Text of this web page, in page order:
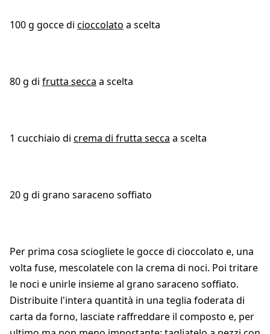
100 g gocce di cioccolato a scelta
80 g di frutta secca a scelta
1 cucchiaio di crema di frutta secca a scelta
20 g di grano saraceno soffiato
Per prima cosa sciogliete le gocce di cioccolato e, una
volta fuse, mescolatele con la crema di noci. Poi tritare
le noci e unirle insieme al grano saraceno soffiato.
Distribuite l'intera quantità in una teglia foderata di
carta da forno, lasciate raffreddare il composto e, per